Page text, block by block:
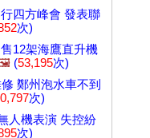
四方峰會 發表聯
次)
12架海鷹直升機
(53,195次)
鄭州泡水車不到
次)
人機表演 失控紛
次)